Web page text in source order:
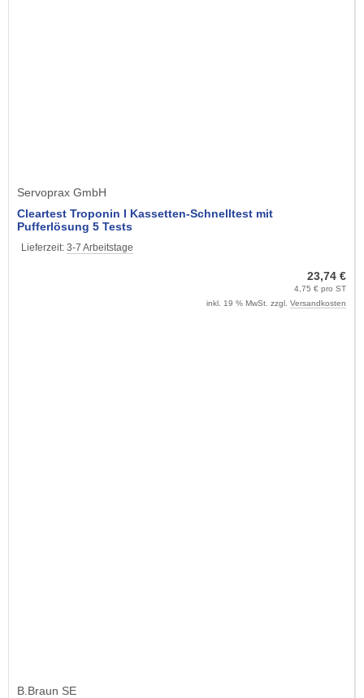
Servoprax GmbH
Cleartest Troponin I Kassetten-Schnelltest mit
Pufferlösung 5 Tests
Lieferzeit: 3-7 Arbeitstage
23,74 €
4,75 € pro ST
inkl. 19 % MwSt. zzgl. Versandkosten
B.Braun SE